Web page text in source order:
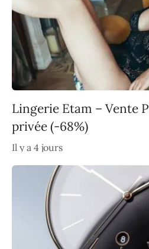
Lingerie Etam – Vente
privée (-68%)
Il y a 4 jours